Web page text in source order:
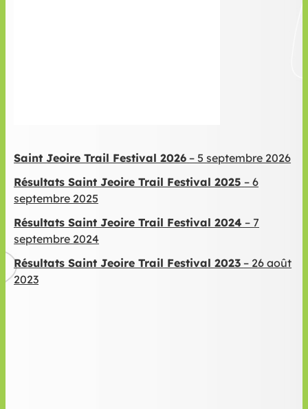
Saint Jeoire Trail Festival 2026 – 5 septembre 2026
Résultats Saint Jeoire Trail Festival 2025 – 6
septembre 2025
Résultats Saint Jeoire Trail Festival 2024 – 7
septembre 2024
Résultats Saint Jeoire Trail Festival 2023 – 26 août
2023